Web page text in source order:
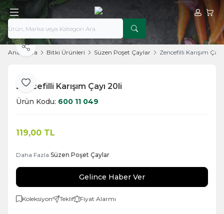
Hesabım
Ana Sayfa Bitki Ürünleri Süzen Poşet Çaylar Zencefilli Karışım
Favoriye Ekle
Paylaş
Zencefilli Karışım Çayı 20li
Ürün Kodu: 600 11 049
119,00 TL
Daha Fazla Süzen Poşet Çaylar
Gelince Haber Ver
Koleksiyon Teklif Fiyat Alarmı